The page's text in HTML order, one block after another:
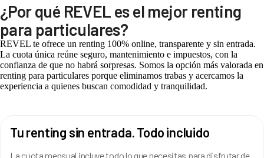
¿Por qué REVEL es el mejor renting
para particulares?
REVEL te ofrece un renting 100% online, transparente y sin entrada.
La cuota única reúne seguro, mantenimiento e impuestos, con la
confianza de que no habrá sorpresas. Somos la opción más valorada en
renting para particulares porque eliminamos trabas y acercamos la
experiencia a quienes buscan comodidad y tranquilidad.
Tu renting sin entrada. Todo incluido
La cuota mensual incluye todo lo que necesitas para disfrutar de